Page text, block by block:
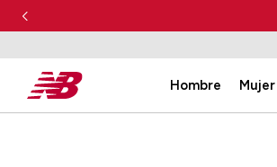
Hombre Mujer